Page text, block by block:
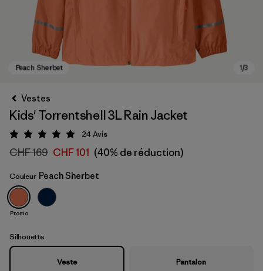
Peach Sherbet
Vestes
Kids' Torrentshell 3L Rain Jacket
Évaluation: 4.9 / 5
24Avis
CHF 169 CHF 101 (40% de réduction)
Couleur Peach Sherbet
Promo
Silhouette
Veste Pantalon